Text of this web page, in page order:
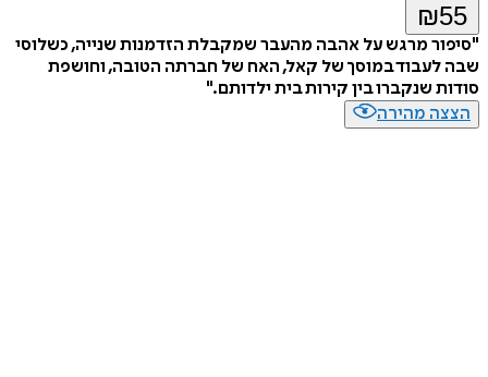
₪55
"סיפור מרגש על אהבה מהעבר שמקבלת הזדמנות שנייה, כשלוסי
שבה לעבוד במוסך של קאל, האח של חברתה הטובה, וחושפת
סודות שנקברו בין קירות בית ילדותם."
הצצה מהירה